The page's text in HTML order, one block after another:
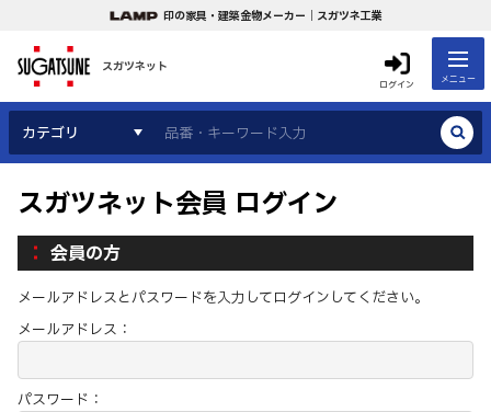
印の家具・建築金物メーカー｜スガツネ工業
スガツネット
ログイン メニュー
カテゴリ
スガツネット会員 ログイン
会員の方
メールアドレスとパスワードを入力してログインしてください。
メールアドレス：
パスワード：